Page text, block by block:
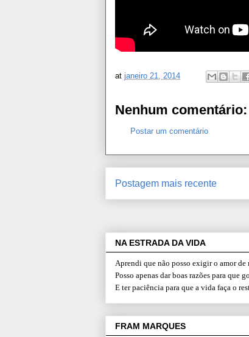
at janeiro 21, 2014
Nenhum comentário:
Postar um comentário
Postagem mais recente
NA ESTRADA DA VIDA
Aprendi que não posso exigir o amor de
Posso apenas dar boas razões para que
E ter paciência para que a vida faça o
FRAM MARQUES